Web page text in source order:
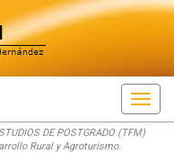
DE POSTGRADO (TFM)
Rural y Agroturismo.